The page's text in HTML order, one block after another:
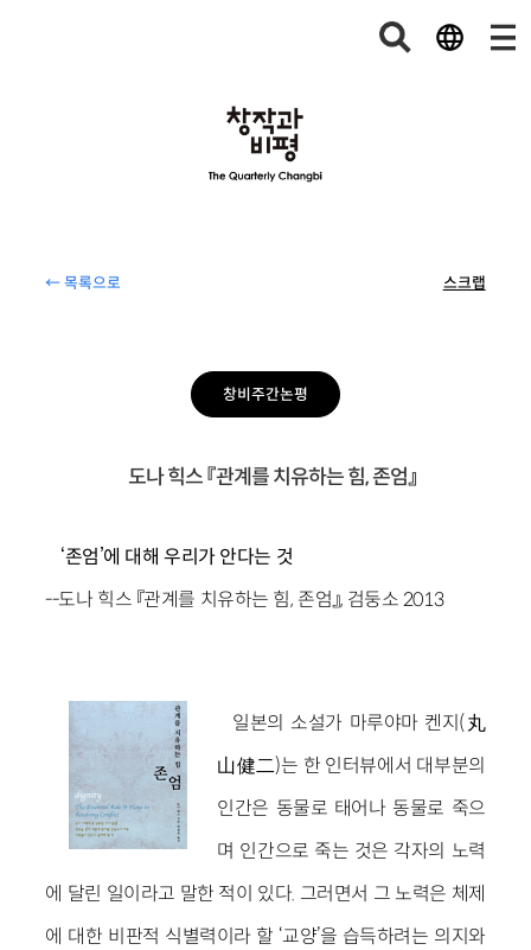
← 목록으로 스크랩
창비주간논평
도나 힉스 『관계를 치유하는 힘, 존엄』
‘존엄’에 대해 우리가 안다는 것
--도나 힉스 『관계를 치유하는 힘, 존엄』, 검둥소 2013
일본의 소설가 마루야마 켄지(丸
山健二)는 한 인터뷰에서 대부분의
인간은 동물로 태어나 동물로 죽으
며 인간으로 죽는 것은 각자의 노력
에 달린 일이라고 말한 적이 있다. 그러면서 그 노력은 체제
에 대한 비판적 식별력이라 할 ‘교양’을 습득하려는 의지와